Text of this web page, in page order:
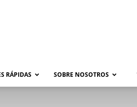
RÁPIDAS SOBRE NOSOTROS